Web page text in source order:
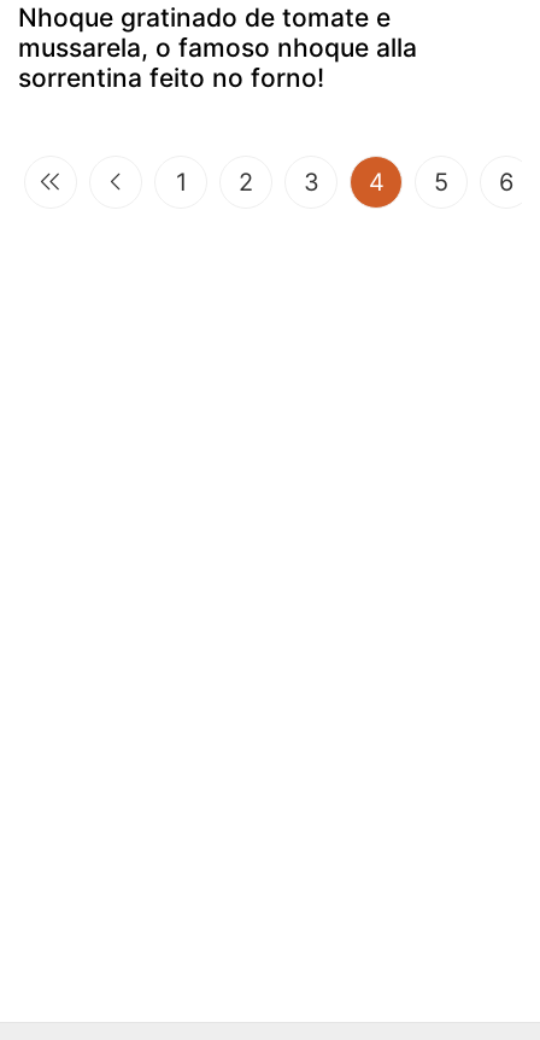
Nhoque gratinado de tomate e
mussarela, o famoso nhoque alla
sorrentina feito no forno!
1 2 3 4(current)
5 6